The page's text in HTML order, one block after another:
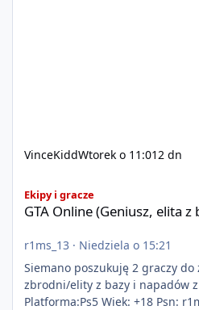
VinceKiddWtorek o 11:012 dn
Ekipy i gracze
GTA Online (Geniusz, elita
r1ms_13 · Niedziela o 15:21
Siemano poszukuję 2 graczy
zbrodni/elity z bazy i napadów
Platforma:Ps5 Wiek: +18 Psn: